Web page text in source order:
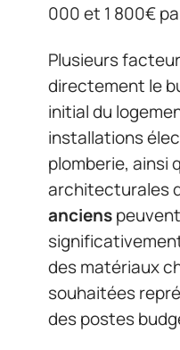
000 et 1 800€
Plusieurs
directement le
initial du
installations
plomberie, ainsi
architecturales
anciens
des matériaux
souhaitées
des postes